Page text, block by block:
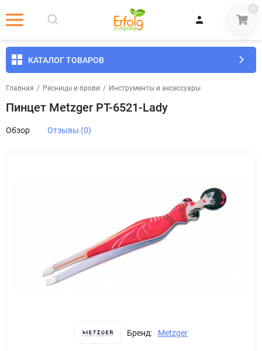
0
КАТАЛОГ ТОВАРОВ
Главная / Ресницы и брови / Инструменты и аксессуары
Пинцет Metzger РТ-6521-Lady
Обзор Отзывы (0)
Бренд: Metzger